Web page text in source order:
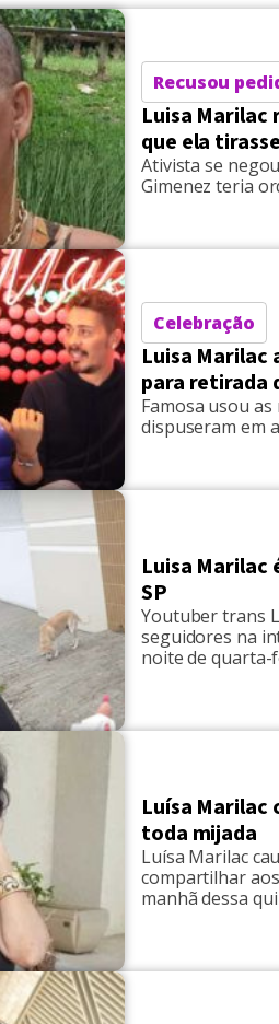
Recusou
Luisa
que ela
Ativista se
Gimenez teria
Celebração
Luisa Marilac
para retirada
Famosa usou
dispuseram em
Luisa Marilac
SP
Youtuber trans
seguidores na
noite de quarta-
Luísa Marilac
toda mijada
Luísa Marilac
compartilhar
manhã dessa